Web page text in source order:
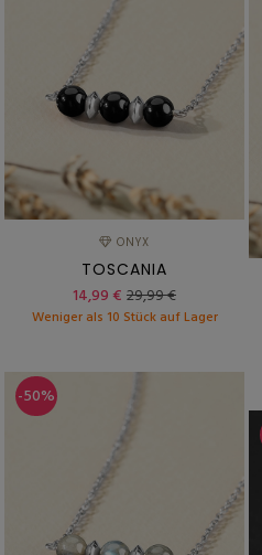
ONYX
TOSCANIA
14,99 € 29,99 €
Weniger als 10 Stück auf Lager
-50%